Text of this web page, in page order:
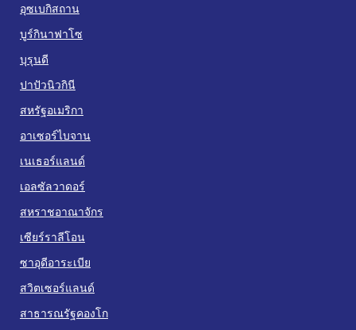
อุซเบกิสถาน
บูร์กินาฟาโซ
บุรุนดี
ปาปัวนิวกินี
สหรัฐอเมริกา
อาเซอร์ไบจาน
เนเธอร์แลนด์
เอลซัลวาดอร์
สหราชอาณาจักร
เซียร์ราลีโอน
ซาอุดีอาระเบีย
สวิตเซอร์แลนด์
สาธารณรัฐคองโก